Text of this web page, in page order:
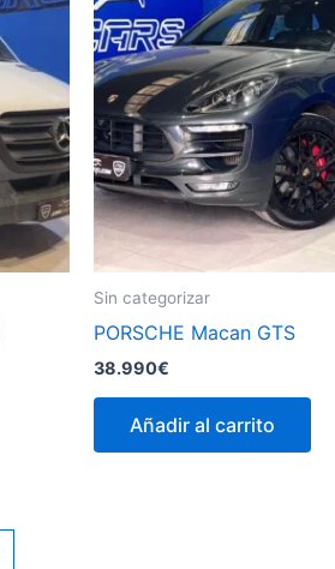
Sin categorizar
PORSCHE Macan GTS
38.990€
Añadir al carrito